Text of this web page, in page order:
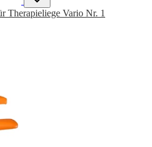
Therapieliege Vario Nr. 1